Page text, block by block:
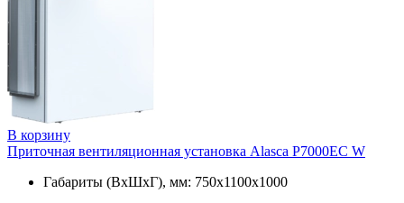
В корзину
Приточная вентиляционная установка Alasca P7000EC W
Габариты (ВхШхГ), мм: 750x1100x1000